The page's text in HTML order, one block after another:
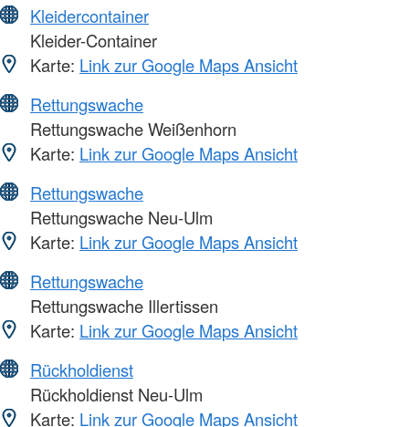
Kleidercontainer
Kleider-Container
Karte: Link zur Google Maps Ansicht
Rettungswache
Rettungswache Weißenhorn
Karte: Link zur Google Maps Ansicht
Rettungswache
Rettungswache Neu-Ulm
Karte: Link zur Google Maps Ansicht
Rettungswache
Rettungswache Illertissen
Karte: Link zur Google Maps Ansicht
Rückholdienst
Rückholdienst Neu-Ulm
Karte: Link zur Google Maps Ansicht